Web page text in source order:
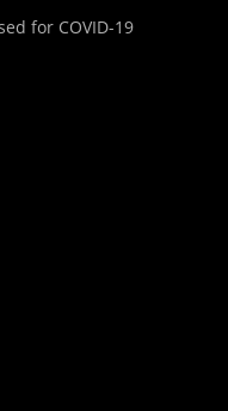
for COVID-19